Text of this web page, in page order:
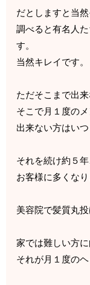
だとしますと当
調べると有名人
す。
当然キレイです。
ただそこまで出来
そこで月１度の
出来ない方はい
それを続け約５
お客様に多くなり
美容院で髪質丸
家では難しい方に
それが月１度のヘ